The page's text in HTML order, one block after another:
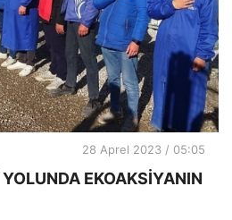
28 Aprel 2023 / 05:05
EKOAKSİYANIN